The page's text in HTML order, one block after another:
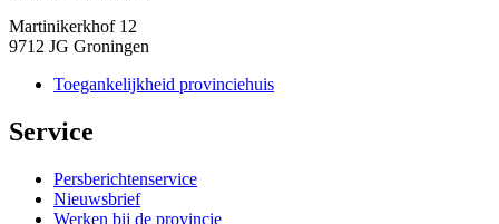
Martinikerkhof 12
9712 JG Groningen
Toegankelijkheid provinciehuis
Service
Persberichtenservice
Nieuwsbrief
Werken bij de provincie